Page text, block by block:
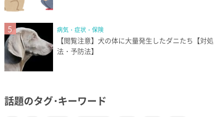
5 病気・症状・保険
【閲覧注意】犬の体に大量発生したダニたち【対処
法・予防法】
話題のタグ･キーワード